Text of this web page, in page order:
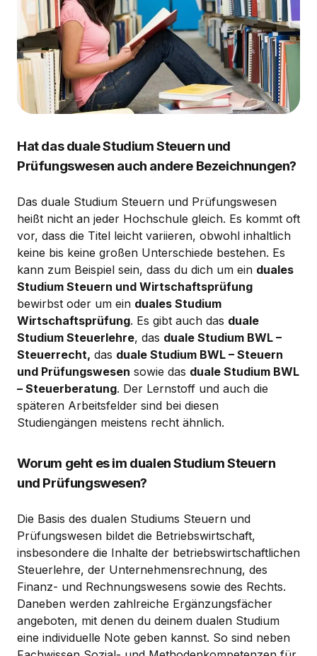
Hat das duale Studium Steuern und
Prüfungswesen auch andere Bezeichnungen?
Das duale Studium Steuern und Prüfungswesen
heißt nicht an jeder Hochschule gleich. Es kommt oft
vor, dass die Titel leicht variieren, obwohl inhaltlich
keine bis keine großen Unterschiede bestehen. Es
kann zum Beispiel sein, dass du dich um ein duales
Studium Steuern und Wirtschaftsprüfung
bewirbst oder um ein duales Studium
Wirtschaftsprüfung. Es gibt auch das duale
Studium Steuerlehre, das duale Studium BWL –
Steuerrecht, das duale Studium BWL – Steuern
und Prüfungswesen sowie das duale Studium BWL
– Steuerberatung. Der Lernstoff und auch die
späteren Arbeitsfelder sind bei diesen
Studiengängen meistens recht ähnlich.
Worum geht es im dualen Studium Steuern
und Prüfungswesen?
Die Basis des dualen Studiums Steuern und
Prüfungswesen bildet die Betriebswirtschaft,
insbesondere die Inhalte der betriebswirtschaftlichen
Steuerlehre, der Unternehmensrechnung, des
Finanz- und Rechnungswesens sowie des Rechts.
Daneben werden zahlreiche Ergänzungsfächer
angeboten, mit denen du deinem dualen Studium
eine individuelle Note geben kannst. So sind neben